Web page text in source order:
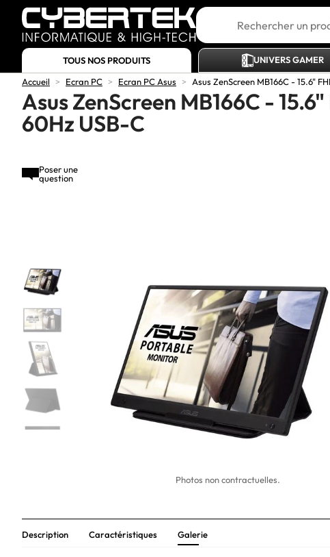
TOUS NOS PRODUITS UNIVERS GAMER
Accueil
> Ecran PC > Ecran PC Asus > Asus ZenScreen MB166C - 15.6"
Asus ZenScreen MB166C - 15.6"
60Hz USB-C
Poser une
question
Photos non contractuelles.
Description Caractéristiques Galerie